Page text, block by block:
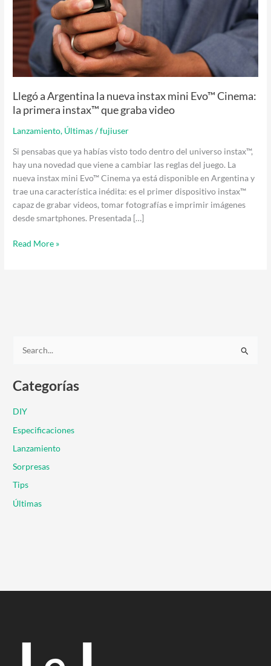
Llegó a Argentina la nueva instax mini Evo™ Cinema:
la primera instax™ que graba video
Lanzamiento, Últimas/fujiuser
Si pensabas que ya habías visto todo dentro del universo instax™,
hay una novedad que viene a cambiar las reglas del juego. La
nueva instax mini Evo™ Cinema ya está disponible en Argentina y
trae una característica inédita: es el primer dispositivo instax™
capaz de grabar videos, tomar fotografías e imprimir imágenes
desde smartphones. Presentada […]
Evo™
Cinema:
la
primera
instax™
que
graba
video
Read More »
s
a
r
p
o
r
:
Categorías
DIY
Especificaciones
Lanzamiento
Sorpresas
Tips
Últimas